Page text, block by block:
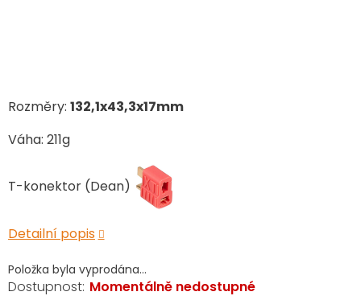
Položka byla vyprodána…
Rozměry: 132,1x43,3x17mm
Váha: 211g
T-konektor (Dean)
Detailní popis
Momentálně nedostupné